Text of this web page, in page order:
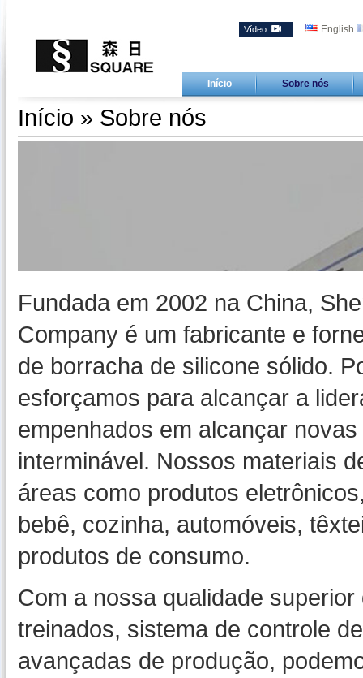
Vídeo English
Início Sobre nós
Início » Sobre nós
Fundada em 2002 na China,
Company é um fabricante e
de borracha de silicone sólido.
esforçamos para alcançar a
empenhados em alcançar
interminável. Nossos materiais
áreas como produtos
bebê, cozinha, automóveis,
produtos de consumo.
Com a nossa qualidade
treinados, sistema de controle
avançadas de produção,